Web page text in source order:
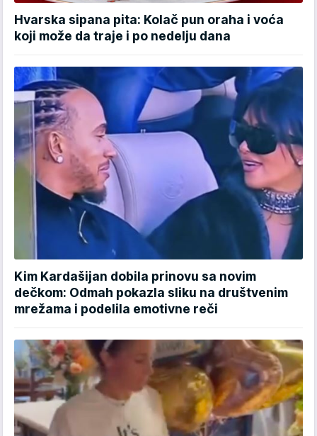
Hvarska sipana pita: Kolač pun oraha i voća
koji može da traje i po nedelju dana
Kim Kardašijan dobila prinovu sa novim
dečkom: Odmah pokazla sliku na društvenim
mrežama i podelila emotivne reči